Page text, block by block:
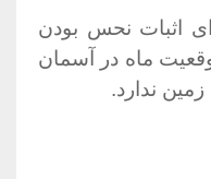
اثبات نحس بودن
ماه در آسمان
ندارد.